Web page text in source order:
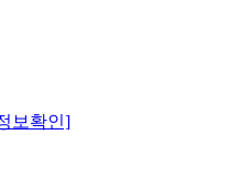
보확인]